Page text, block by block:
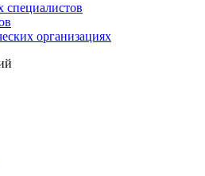
специалистов
организациях